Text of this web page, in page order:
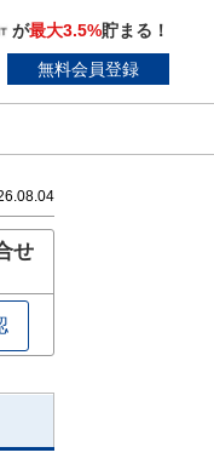
が最大3.5%貯まる！
無料会員登録
せ